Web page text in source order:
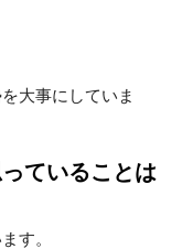
大事にしていま
ていることは
す。